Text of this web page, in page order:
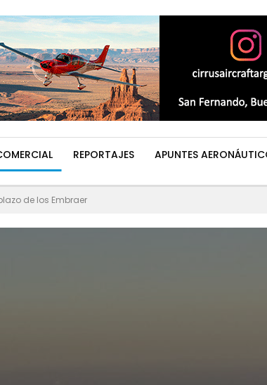
REPORTAJES APUNTES
de los Embraer